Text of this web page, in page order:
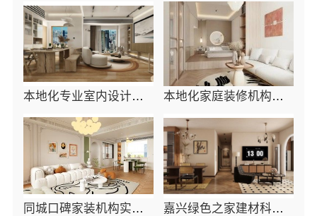
本地化专业室内设计团队省心，嘉兴绿色之家建材科技有限公司 本地化家庭装修机构翻新嘉兴绿色之家建材科技有限公司
同城口碑家装机构实惠_嘉兴绿色之家建材科技有限公司 嘉兴绿色之家建材科技有限公司专业家装定制服务